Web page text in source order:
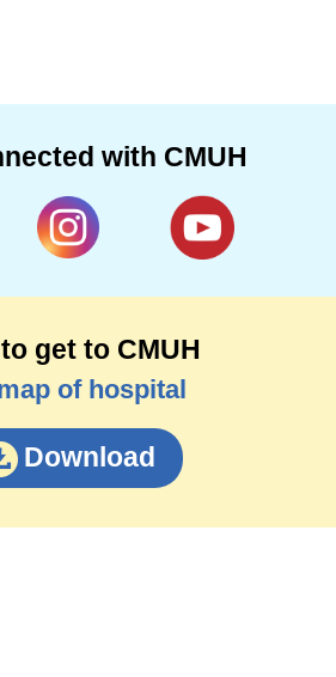
with CMUH
get to CMUH
of hospital
Download